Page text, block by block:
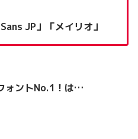
JP」「メイリオ」
ォントNo.1！は…